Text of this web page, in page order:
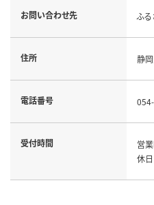
お問い合わせ先 ふ
住所 静
電話番号
受付時間
営
休日